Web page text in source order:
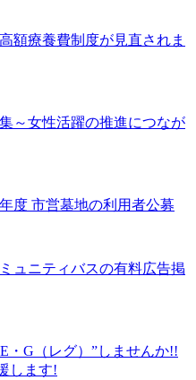
額療養費制度が見直されま
～女性活躍の推進につなが
度 市営墓地の利用者公募
ュニティバスの有料広告掲
・G（レグ）”しませんか!!
します!